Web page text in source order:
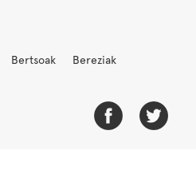
Bertsoak
Bereziak